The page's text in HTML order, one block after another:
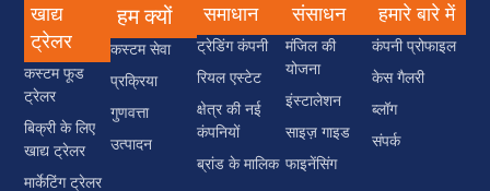
खाद्य
ट्रेलर
कस्टम फूड
ट्रेलर
बिक्री के लिए
खाद्य ट्रेलर
मार्केटिंग ट्रेलर
हम क्यों
कस्टम सेवा
प्रक्रिया
गुणवत्ता
उत्पादन
समाधान
ट्रेडिंग कंपनी
रियल एस्टेट
क्षेत्र की नई
कंपनियों
ब्रांड के मालिक
संसाधन
मंजिल की
योजना
इंस्टालेशन
साइज़ गाइड
फाइनेंसिंग
हमारे बारे में
कंपनी प्रोफाइल
केस गैलरी
ब्लॉग
संपर्क